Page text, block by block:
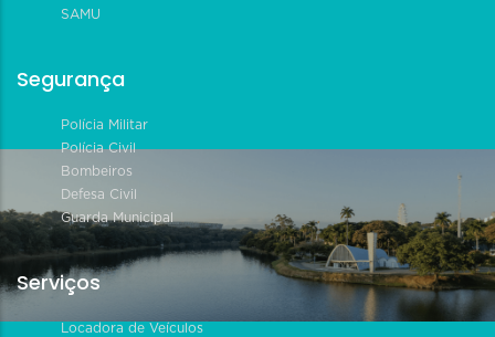
SAMU
Segurança
Polícia Militar
Polícia Civil
Bombeiros
Defesa Civil
Guarda Municipal
Serviços
Locadora de Veículos